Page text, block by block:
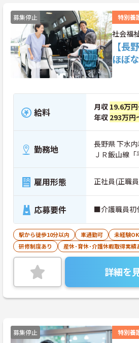
募集停止 特別養
社会福
【長
ほぼ
給料 月収 19.6万
年収 293万円
勤務地
長野県 下水
ＪＲ飯山線
雇用形態 正社員(正職
応募要件 ■介護職員初
駅から徒歩10分以内 車通勤可 未経験OK
研修制度あり
産休･育休･介護休暇取得実績
詳細を
募集停止 特別養